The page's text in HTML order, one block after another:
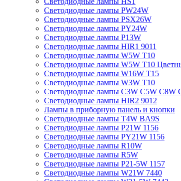
Светодиодные лампы PW24W
Светодиодные лампы PSX26W
Светодиодные лампы PY24W
Светодиодные лампы P13W
Светодиодные лампы HIR1 9011
Светодиодные лампы W5W T10
Светодиодные лампы W5W T10
Светодиодные лампы W16W Т15
Светодиодные лампы W3W T10
Светодиодные лампы C3W C5W C8W
Светодиодные лампы HIR2 9012
Лампы в приборную панель и кнопки
Светодиодные лампы T4W BA9S
Светодиодные лампы P21W 1156
Светодиодные лампы PY21W 1156
Светодиодные лампы R10W
Светодиодные лампы R5W
Светодиодные лампы P21-5W 1157
Светодиодные лампы W21W 7440